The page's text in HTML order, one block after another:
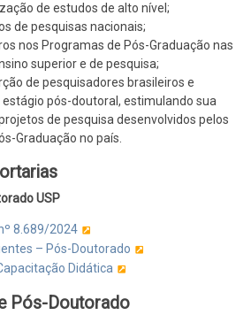
de estudos de alto nível;
de pesquisas nacionais;
nos Programas de Pós-Graduação nas
superior e de pesquisa;
de pesquisadores brasileiros e
pós-doutoral, estimulando sua
de pesquisa desenvolvidos pelos
Graduação no país.
USP
8.689/2024
– Pós-Doutorado
Didática
Pós-Doutorado